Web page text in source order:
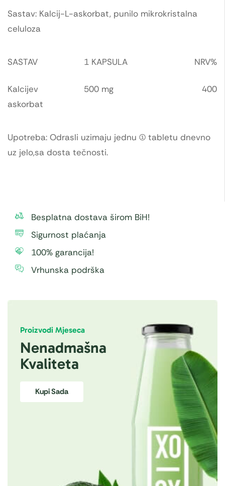
Sastav: Kalcij-L-askorbat, punilo mikrokristalna
celuloza
SASTAV 1 KAPSULA NRV%
Kalcijev
askorbat
500 mg 400
Upotreba: Odrasli uzimaju jednu (1) tabletu dnevno
uz jelo,sa dosta tečnosti.
Besplatna dostava širom BiH!
Sigurnost plaćanja
100% garancija!
Vrhunska podrška
Proizvodi Mjeseca
Nenadmašna
Kvaliteta
Kupi Sada